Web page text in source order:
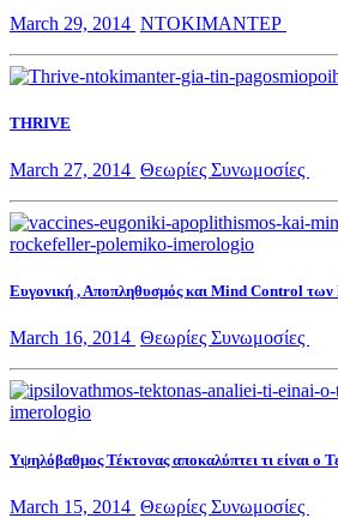
March 29, 2014 ΝΤΟΚΙΜΑΝΤΕΡ
THRIVE
March 27, 2014 Θεωρίες Συνωμοσίες
Ευγονική , Αποπληθυσμός και Mind Control
March 16, 2014 Θεωρίες Συνωμοσίες
Υψηλόβαθμος Τέκτονας αποκαλύπτει τι είναι ο
March 15, 2014 Θεωρίες Συνωμοσίες